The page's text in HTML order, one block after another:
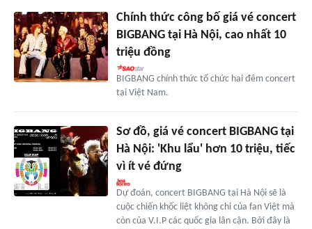
Chính thức công bố giá vé concert
BIGBANG tại Hà Nội, cao nhất 10
triệu đồng
BIGBANG chính thức tổ chức hai đêm concert
tại Việt Nam.
Sơ đồ, giá vé concert BIGBANG tại
Hà Nội: 'Khu lẩu' hơn 10 triệu, tiếc
vì ít vé đứng
Dự đoán, concert BIGBANG tại Hà Nội sẽ là
cuộc chiến khốc liệt không chỉ của fan Việt mà
còn của V.I.P các quốc gia lân cận. Bởi đây là